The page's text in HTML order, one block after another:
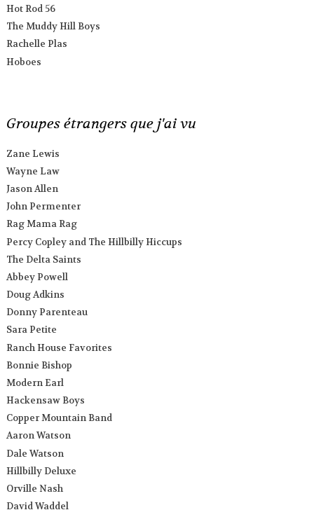
Hot Rod 56
The Muddy Hill Boys
Rachelle Plas
Hoboes
Groupes étrangers que j'ai vu
Zane Lewis
Wayne Law
Jason Allen
John Permenter
Rag Mama Rag
Percy Copley and The Hillbilly Hiccups
The Delta Saints
Abbey Powell
Doug Adkins
Donny Parenteau
Sara Petite
Ranch House Favorites
Bonnie Bishop
Modern Earl
Hackensaw Boys
Copper Mountain Band
Aaron Watson
Dale Watson
Hillbilly Deluxe
Orville Nash
David Waddel